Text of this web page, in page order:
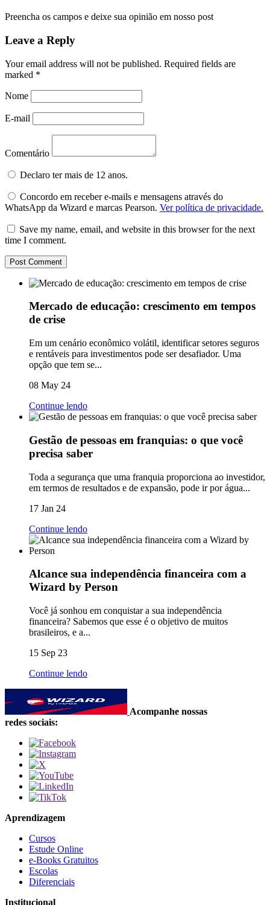
Preencha os campos e deixe sua opinião em nosso post
Leave a Reply
Your email address will not be published. Required fields are
marked *
Nome
E-mail
Comentário
Declaro ter mais de 12 anos.
Concordo em receber e-mails e mensagens através do
WhatsApp da Wizard e marcas Pearson. Ver política de privacidade.
Save my name, email, and website in this browser for the next
time I comment.
Mercado de educação: crescimento em tempos
de crise
Em um cenário econômico volátil, identificar setores seguros
e rentáveis para investimentos pode ser desafiador. Uma
opção que tem se...
08 May 24
Continue lendo
Gestão de pessoas em franquias: o que você
precisa saber
Toda a segurança que uma franquia proporciona ao investidor,
em termos de resultados e de expansão, pode ir por água...
17 Jan 24
Continue lendo
Alcance sua independência financeira com a
Wizard by Person
Você já sonhou em conquistar a sua independência
financeira? Sabemos que esse é o objetivo de muitos
brasileiros, e a...
15 Sep 23
Continue lendo
Acompanhe nossas
redes sociais:
Aprendizagem
Cursos
Estude Online
e-Books Gratuitos
Escolas
Diferenciais
Institucional